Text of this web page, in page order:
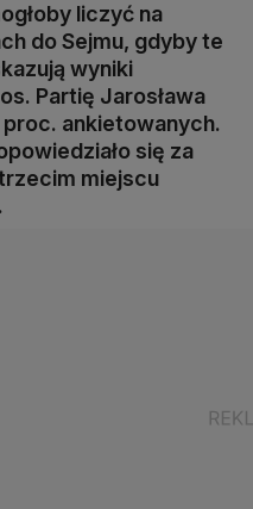
liczyć na
do Sejmu, gdyby te
wyniki
Partię Jarosława
ankietowanych.
się za
miejscu